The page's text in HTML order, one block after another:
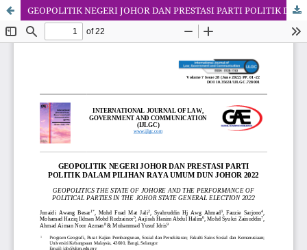
GEOPOLITIK NEGERI JOHOR DAN PRESTASI PARTI POLITIK DALAM PILIHAN RAYA UMUM DUN JOHOR 2022